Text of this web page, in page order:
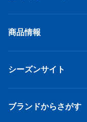
商品情報
シーズンサイト
ブランドからさがす